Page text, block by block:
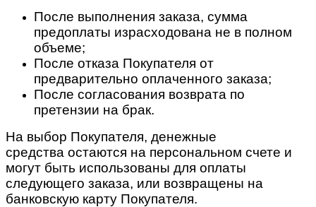
После выполнения заказа, сумма
предоплаты израсходована не в полном
объеме;
После отказа Покупателя от
предварительно оплаченного заказа;
После согласования возврата по
претензии на брак.
На выбор Покупателя, денежные
средства остаются на персональном счете и
могут быть использованы для оплаты
следующего заказа, или возвращены на
банковскую карту Покупателя.